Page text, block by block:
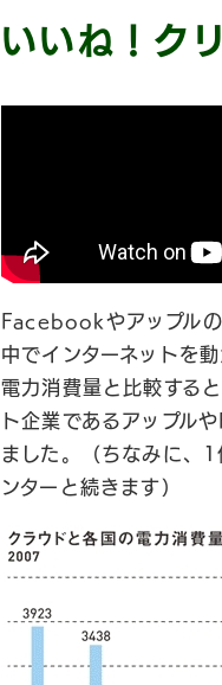
いいね！ク
Facebookやアップル
中でインターネットを
電力消費量と比較する
ト企業であるアップル
ました。（ちなみに、1
ンターと続きます）